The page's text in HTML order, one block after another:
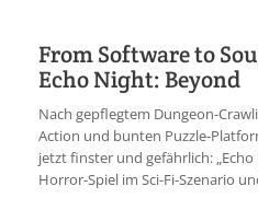
From Software to
Echo Night: Beyond
Nach gepflegtem Dungeon-
Action und bunten Puzzle-
jetzt finster und gefährlich:
Horror-Spiel im Sci-Fi-Szenario